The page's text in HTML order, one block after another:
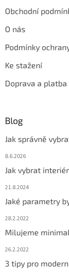
Obchodní
O nás
Podmínky
Ke stažení
Doprava a platba
Blog
Jak správně
8.6.2026
Jak vybrat
21.8.2024
Jaké parametry
28.2.2022
Milujeme
26.2.2022
3 tipy pro